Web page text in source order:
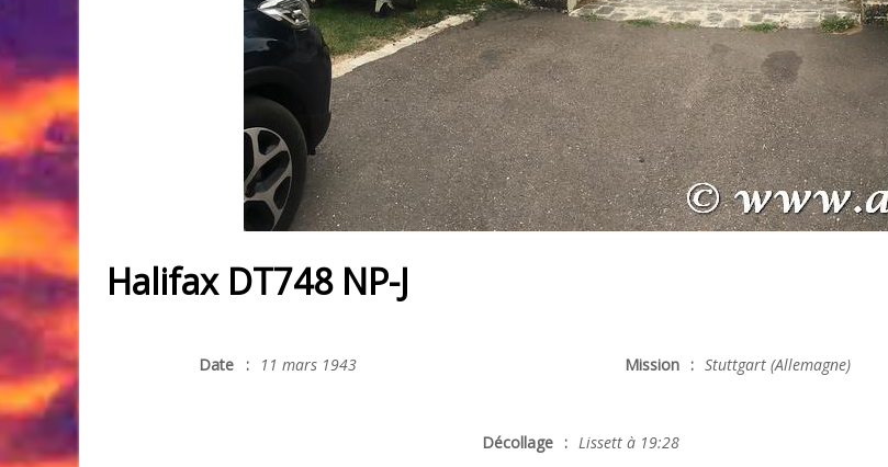
Halifax DT748 NP-J
Date : 11 mars 1943 Mission : Stuttgart (Allemagne)
Décollage : Lissett à 19:28